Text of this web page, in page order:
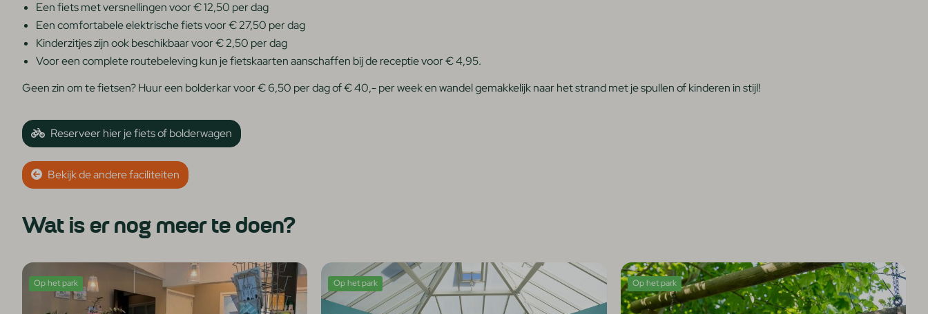
Een fiets met versnellingen voor € 12,50 per dag
Een comfortabele elektrische fiets voor € 27,50 per dag
Kinderzitjes zijn ook beschikbaar voor € 2,50 per dag
Voor een complete routebeleving kun je fietskaarten aanschaffen bij de receptie voor € 4,95.
Geen zin om te fietsen? Huur een bolderkar voor € 6,50 per dag of € 40,- per week en wandel gemakkelijk naar het strand met je spullen of kinderen in stijl!
Reserveer hier je fiets of bolderwagen
Bekijk de andere faciliteiten
Wat is er nog meer te doen?
Op het park Op het park Op het park